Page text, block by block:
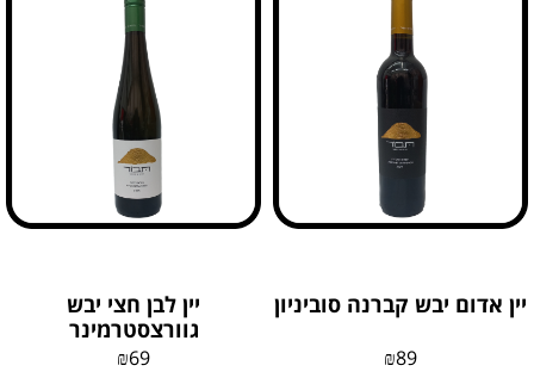
יין אדום יבש קברנה סוביניון
₪89
יין לבן חצי יבש
גוורצסטרמינר
₪69